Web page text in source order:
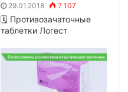
29.01.2018 7 107
🗓 Противозачаточные
таблетки Логест